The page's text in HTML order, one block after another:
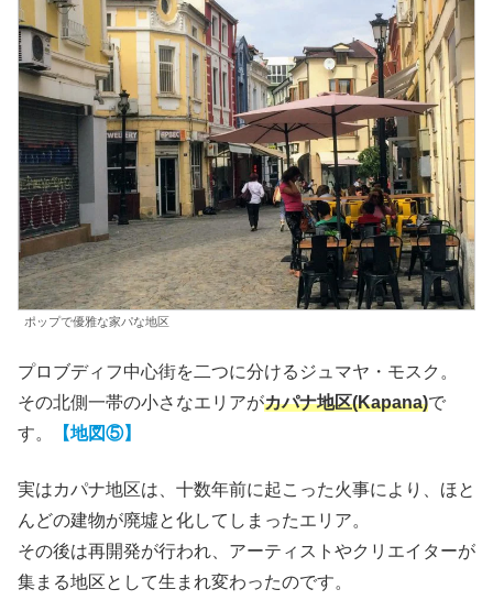
ポップで優雅な家パな地区
プロブディフ中心街を二つに分けるジュマヤ・モスク。
その北側一帯の小さなエリアがカパナ地区(Kapana)で
す。
【地図⑤】
実はカパナ地区は、十数年前に起こった火事により、ほと
んどの建物が廃墟と化してしまったエリア。
その後は再開発が行われ、アーティストやクリエイターが
集まる地区として生まれ変わったのです。